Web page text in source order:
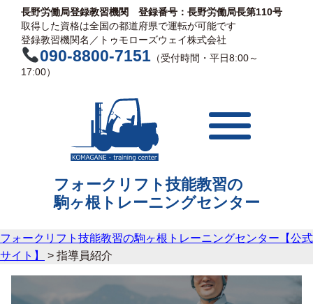
長野労働局登録教習機関 登録番号：長野労働局長第110号
取得した資格は全国の都道府県で運転が可能です
登録教習機関名／トゥモローズウェイ株式会社
090-8800-7151（受付時間・平日8:00～
17:00）
フォークリフト技能教習の
駒ヶ根 トレーニングセンター
フォークリフト技能教習の駒ヶ根トレーニングセンター【公式
サイト】
> 指導員紹介